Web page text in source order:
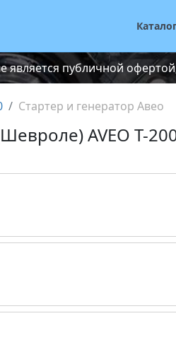
публичной
Стартер и генератор Авео
AVEO T-